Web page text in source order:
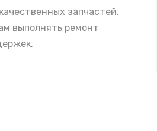
запчастей,
выполнять ремонт